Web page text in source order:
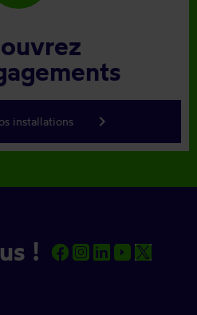
installations keyboard_arrow_right
!